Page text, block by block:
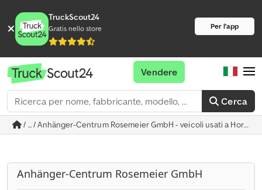
TruckScout24
Gratis nello store Per l'app
Cerca
Vendere
/ ... / Anhänger-Centrum Rosemeier GmbH - veicoli usati a Horn-
Anhänger-Centrum Rosemeier GmbH